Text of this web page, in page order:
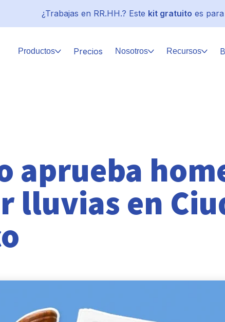
¿Trabajas en RR.HH.? Este kit gratuito es
Productos Precios Nosotros Recursos
aprueba
lluvias en